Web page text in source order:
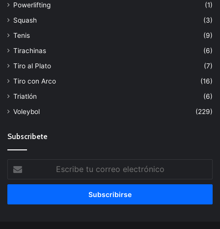
Powerlifting
(1)
Squash
(3)
Tenis
(9)
Tirachinas
(6)
Tiro al Plato
(7)
Tiro con Arco
(16)
Triatlón
(6)
Voleybol
(229)
Subscribete
tu
correo